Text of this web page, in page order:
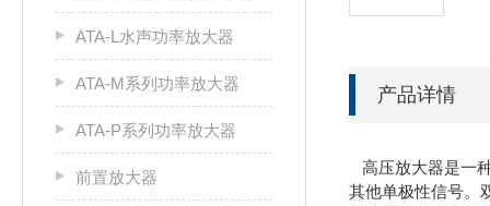
ATA-L水声功率放大器
ATA-M系列功率放大器
ATA-P系列功率放大器
前置放大器
产品详情
高压放大器是一
其他单极性信号。